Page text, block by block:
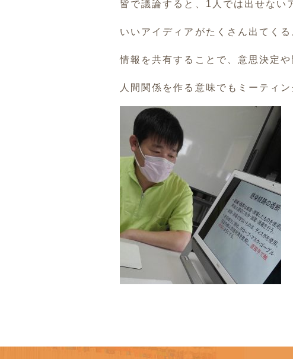
皆で議論すると、1人では出せない
いいアイディアがたくさん出てくる
情報を共有することで、意思決定や
人間関係を作る意味でもミーティ